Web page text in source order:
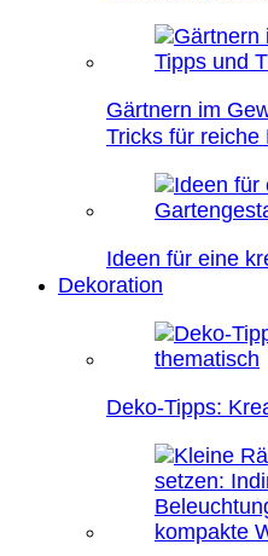
Gärtnern im
Tricks für reiche
Ideen für eine
Dekoration
Deko-Tipps: